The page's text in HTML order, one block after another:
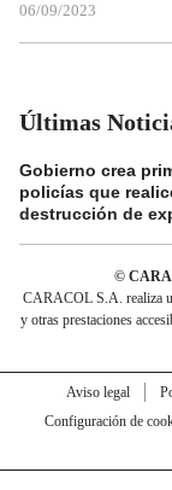
06/09/2023
Últimas
Gobierno crea
policías que
destrucción de
©
CARACOL S.A. realiza
y otras prestaciones
Aviso legal
Configuración de